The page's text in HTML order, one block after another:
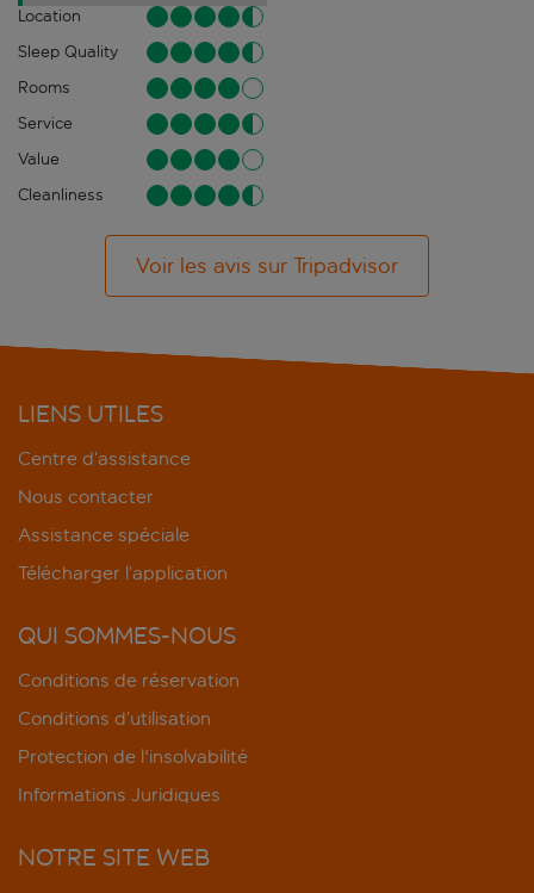
Location
Sleep Quality
Rooms
Service
Value
Cleanliness
Voir les avis sur Tripadvisor
LIENS UTILES
Centre d’assistance
Nous contacter
Assistance spéciale
Télécharger l’application
QUI SOMMES-NOUS
Conditions de réservation
Conditions d’utilisation
Protection de l'insolvabilité
Informations Juridiques
NOTRE SITE WEB